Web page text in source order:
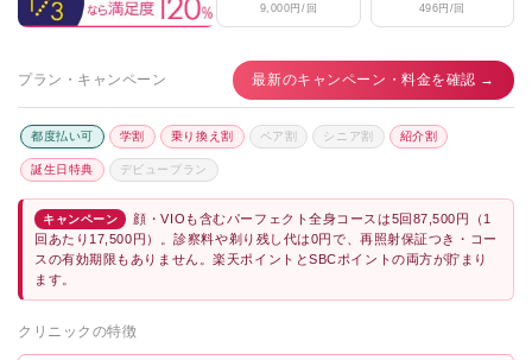
9,000円/回
496円/回
プラン・キャンペーン 最新のキャンペーン・料金を確認 →
都度払い可 学割 乗り換え割 ペア割 シニア割 紹介割
誕生日特典 デビュープラン
キャンペーン
顔・VIOも含むパーフェクト全身コースは5回87,500円（1
回あたり17,500円）。診察料や剃り残し代は0円で、再照射保証つき・コー
スの有効期限もありません。楽天ポイントとSBCポイントの両方が貯まり
ます。
クリニックの特徴